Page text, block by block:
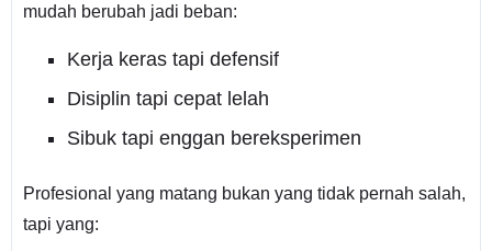
mudah berubah jadi beban:
Kerja keras tapi defensif
Disiplin tapi cepat lelah
Sibuk tapi enggan bereksperimen
Profesional yang matang bukan yang tidak pernah salah,
tapi yang: